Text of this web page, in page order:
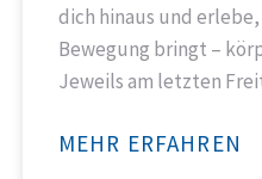
dich hinaus und erlebe,
Bewegung bringt –
Jeweils am letzten
MEHR ERFAHREN